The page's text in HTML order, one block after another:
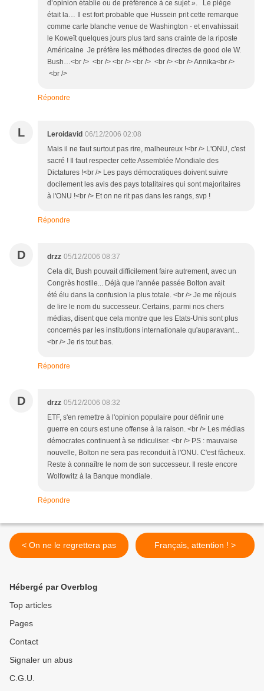
d’opinion établie ou de préférence à ce sujet ». Le piège
était la… Il est fort probable que Hussein prit cette remarque
comme carte blanche venue de Washington - et envahissait
le Koweït quelques jours plus tard sans crainte de la riposte
Américaine Je préfère les méthodes directes de good ole W.
Bush…<br /> <br /> <br /> <br /> <br /> <br /> Annika<br />
<br />
Répondre
L Leroidavid 06/12/2006 02:08
Mais il ne faut surtout pas rire, malheureux !<br /> L'ONU, c'est
sacré ! Il faut respecter cette Assemblée Mondiale des
Dictatures !<br /> Les pays démocratiques doivent suivre
docilement les avis des pays totalitaires qui sont majoritaires
à l'ONU !<br /> Et on ne rit pas dans les rangs, svp !
Répondre
D drzz 05/12/2006 08:37
Cela dit, Bush pouvait difficilement faire autrement, avec un
Congrès hostile... Déjà que l'année passée Bolton avait
été élu dans la confusion la plus totale. <br /> Je me réjouis
de lire le nom du successeur. Certains, parmi nos chers
médias, disent que cela montre que les Etats-Unis sont plus
concernés par les institutions internationale qu'auparavant...
<br /> Je ris tout bas.
Répondre
D drzz 05/12/2006 08:32
ETF, s'en remettre à l'opinion populaire pour définir une
guerre en cours est une offense à la raison. <br /> Les médias
démocrates continuent à se ridiculiser. <br /> PS : mauvaise
nouvelle, Bolton ne sera pas reconduit à l'ONU. C'est fâcheux.
Reste à connaître le nom de son successeur. Il reste encore
Wolfowitz à la Banque mondiale.
Répondre
< On ne le regrettera pas Français, attention ! >
Hébergé par Overblog
Top articles
Pages
Contact
Signaler un abus
C.G.U.